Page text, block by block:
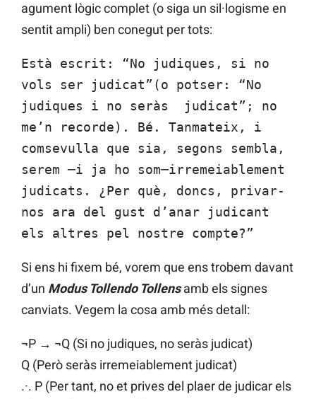
agument lògic complet (o siga un sil·logisme en
sentit ampli) ben conegut per tots:
Està escrit: “No judiques, si no
vols ser judicat”(o potser: “No
judiques i no seràs judicat”; no
me’n recorde). Bé. Tanmateix, i
comsevulla que sia, segons sembla,
serem ─i ja ho som─irremeiablement
judicats. ¿Per què, doncs, privar-
nos ara del gust d’anar judicant
els altres pel nostre compte?”
Si ens hi fixem bé, vorem que ens trobem davant
d’un Modus Tollendo Tollensamb els signes
canviats. Vegem la cosa amb més detall:
¬P → ¬Q (Si no judiques, no seràs judicat)
Q (Però seràs irremeiablement judicat)
.·. P (Per tant, no et prives del plaer de judicar els